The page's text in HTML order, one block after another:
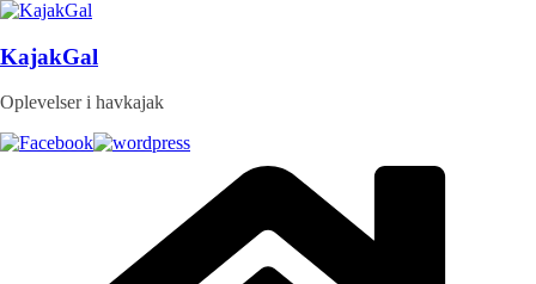
Skip
content
KajakGal
Oplevelser i havkajak